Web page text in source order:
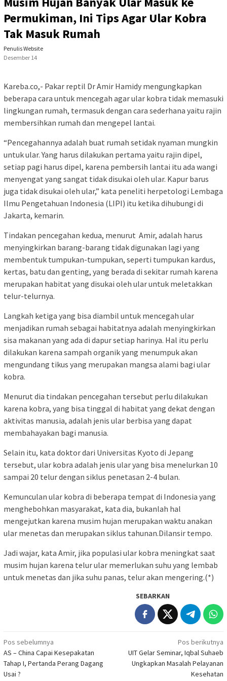
Permukiman, Ini Tips Agar Ular Kobra
Tak Masuk Rumah
Penulis Website
Desember 14
Kareba.co,- Pakar reptil Dr Amir Hamidy mengungkapkan
beberapa cara untuk mencegah agar ular kobra tidak memasuki
lingkungan rumah, termasuk dengan cara sederhana yaitu rajin
membersihkan rumah dan mengepel lantai.
“Pencegahannya adalah buat rumah setidak nyaman mungkin
untuk ular. Yang harus dilakukan pertama yaitu rajin dipel,
setiap pagi harus dipel, karena pembersih lantai itu ada wangi
menyengat yang sangat tidak disukai oleh ular. Kapur barus
juga tidak disukai oleh ular,” kata peneliti herpetologi Lembaga
Ilmu Pengetahuan Indonesia (LIPI) itu ketika dihubungi di
Jakarta, kemarin.
Tindakan pencegahan kedua, menurut Amir, adalah harus
menyingkirkan barang-barang tidak digunakan lagi yang
membentuk tumpukan-tumpukan, seperti tumpukan kardus,
kertas, batu dan genting, yang berada di sekitar rumah karena
merupakan habitat yang disukai oleh ular untuk meletakkan
telur-telurnya.
Langkah ketiga yang bisa diambil untuk mencegah ular
menjadikan rumah sebagai habitatnya adalah menyingkirkan
sisa makanan yang ada di dapur setiap harinya. Hal itu perlu
dilakukan karena sampah organik yang menumpuk akan
mengundang tikus yang merupakan mangsa alami bagi ular
kobra.
Menurut dia tindakan pencegahan tersebut perlu dilakukan
karena kobra, yang bisa tinggal di habitat yang dekat dengan
aktivitas manusia, adalah jenis ular berbisa yang dapat
membahayakan bagi manusia.
Selain itu, kata doktor dari Universitas Kyoto di Jepang
tersebut, ular kobra adalah jenis ular yang bisa menelurkan 10
sampai 20 telur dengan siklus penetasan 2-4 bulan.
Kemunculan ular kobra di beberapa tempat di Indonesia yang
menghebohkan masyarakat, kata dia, bukanlah hal
mengejutkan karena musim hujan merupakan waktu anakan
ular menetas dan merupakan siklus tahunan.Dilansir tempo.
Jadi wajar, kata Amir, jika populasi ular kobra meningkat saat
musim hujan karena telur ular memerlukan suhu yang lembab
untuk menetas dan jika suhu panas, telur akan mengering.(*)
SEBARKAN
Navigasi
pos
Pos sebelumnya
AS – China Capai Kesepakatan
Tahap I, Pertanda Perang Dagang
Usai ?
Pos berikutnya
UIT Gelar Seminar, Iqbal Suhaeb
Ungkapkan Masalah Pelayanan
Kesehatan